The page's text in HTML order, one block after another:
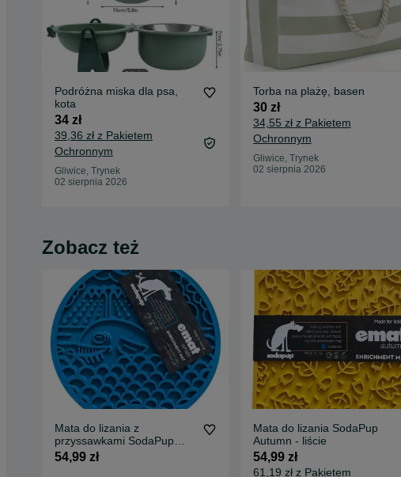
Podróżna miska dla psa,
kota
34 zł
39,36 zł z Pakietem
Ochronnym
Gliwice, Trynek
02 sierpnia 2026
Torba na plażę, basen
30 zł
34,55 zł z Pakietem
Ochronnym
Gliwice, Trynek
02 sierpnia 2026
Zobacz też
Mata do lizania z
przyssawkami SodaPup
Whale - wieloryb
54,99 zł
Mata do lizania SodaPup
Autumn - liście
54,99 zł
61,19 zł z Pakietem